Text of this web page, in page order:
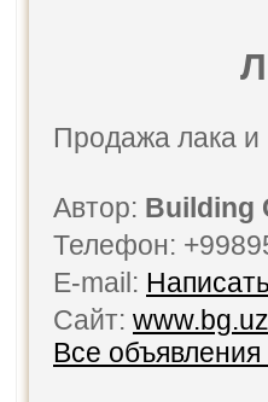
Продажа лака и
Автор: Building
Телефон:
E-mail:
Сайт: www.bg.uz
Все объявления